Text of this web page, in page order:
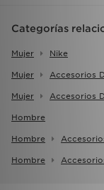
Categorías
Mujer Nike
Mujer Accesorios
Mujer Accesorios
Hombre
Hombre
Hombre